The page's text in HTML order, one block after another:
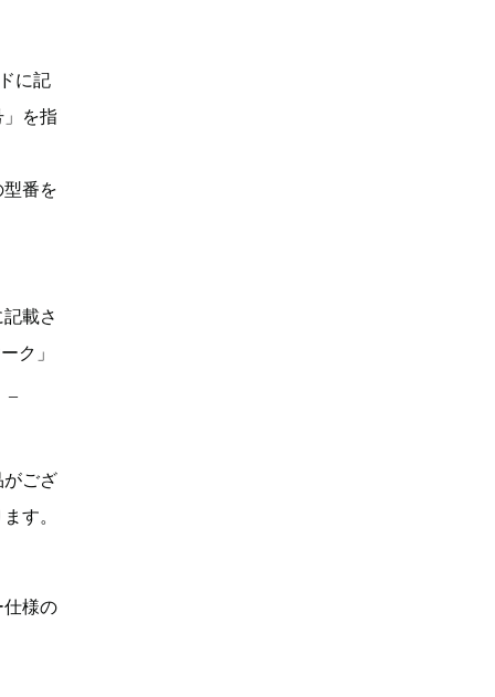
に記
」を指
番を
載さ
ク」
がござ
す。
仕様の